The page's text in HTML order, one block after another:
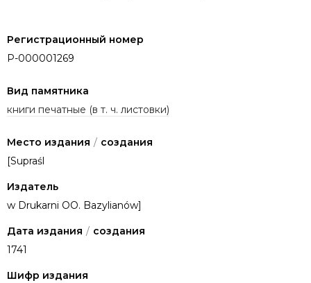
Регистрационный номер
P-000001269
Вид памятника
книги печатные (в т. ч. листовки)
Место издания / создания
[Supraśl
Издатель
w Drukarni OO. Bazylianów]
Дата издания / создания
1741
Шифр издания